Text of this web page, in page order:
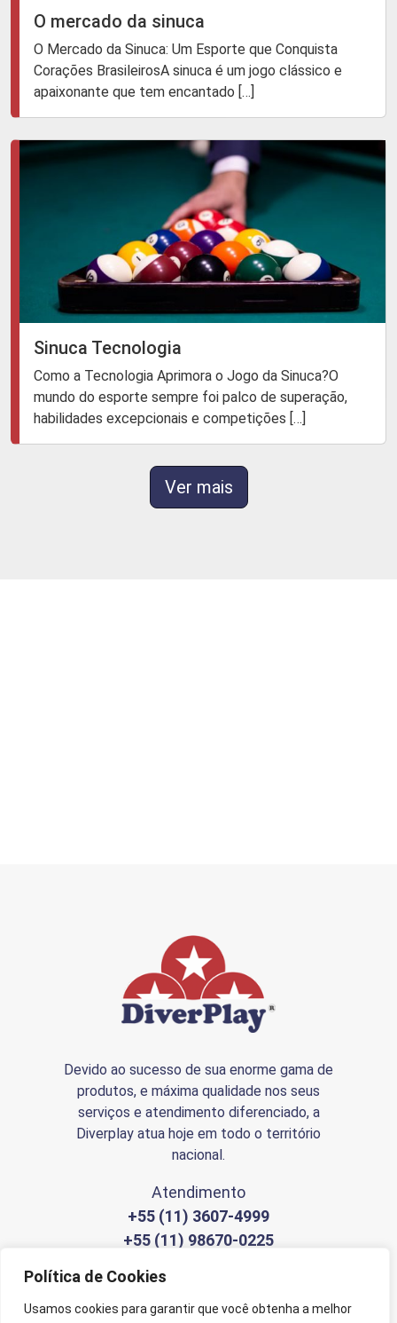
Política de Cookies
Usamos cookies para garantir que você obtenha a melhor
O mercado da sinuca
O Mercado da Sinuca: Um Esporte que Conquista
Corações BrasileirosA sinuca é um jogo clássico e
apaixonante que tem encantado […]
Sinuca Tecnologia
Como a Tecnologia Aprimora o Jogo da Sinuca?O
mundo do esporte sempre foi palco de superação,
habilidades excepcionais e competições […]
Ver mais
Devido ao sucesso de sua enorme gama de
produtos, e máxima qualidade nos seus
serviços e atendimento diferenciado, a
Diverplay atua hoje em todo o território
nacional.
Atendimento
+55 (11) 3607-4999
+55 (11) 98670-0225